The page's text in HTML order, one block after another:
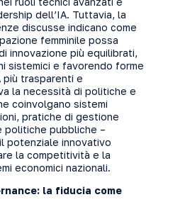
dell’IA. Tuttavia, la
discusse indicano come
femminile possa
innovazione più equilibrati,
sistemici e favorendo forme
più trasparenti e
la necessità di politiche e
coinvolgano sistemi
pratiche di gestione
politiche pubbliche –
potenziale innovativo
la competitività e la
economici nazionali.
la fiducia come